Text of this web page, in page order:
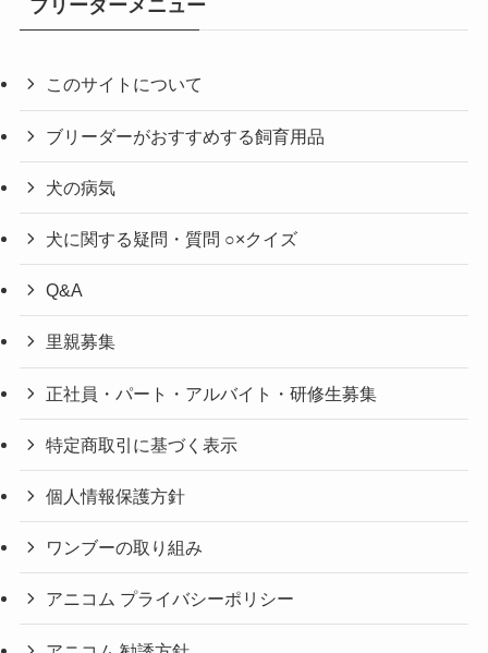
ブリーダーメニュー
このサイトについて
ブリーダーがおすすめする飼育用品
犬の病気
犬に関する疑問・質問 ○×クイズ
Q&A
里親募集
正社員・パート・アルバイト・研修生募集
特定商取引に基づく表示
個人情報保護方針
ワンブーの取り組み
アニコム プライバシーポリシー